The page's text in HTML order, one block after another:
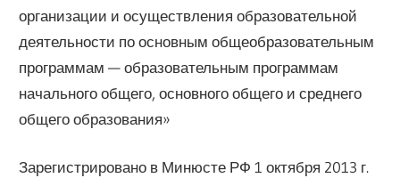
организации и осуществления образовательной
деятельности по основным общеобразовательным
программам — образовательным программам
начального общего, основного общего и среднего
общего образования»
Зарегистрировано в Минюсте РФ 1 октября 2013 г.